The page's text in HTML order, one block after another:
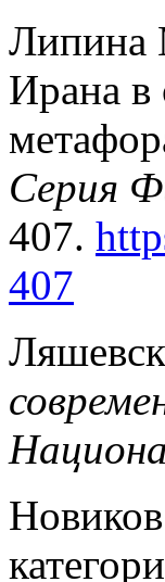
Липина
Ирана в
Серия
407.
407